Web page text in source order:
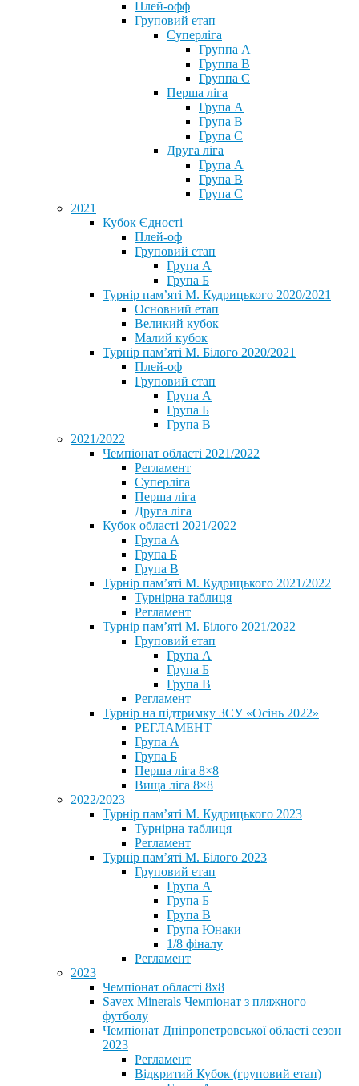
Плей-офф
Груповий етап
Суперліга
Группа A
Группа B
Группа C
Перша ліга
Група A
Група B
Група C
Друга ліга
Група A
Група B
Група C
2021
Кубок Єдності
Плей-оф
Груповий етап
Група А
Група Б
Турнір пам’яті М. Кудрицького 2020/2021
Основний етап
Великий кубок
Малий кубок
Турнір пам’яті М. Білого 2020/2021
Плей-оф
Груповий етап
Група А
Група Б
Група В
2021/2022
Чемпіонат області 2021/2022
Регламент
Суперліга
Перша ліга
Друга ліга
Кубок області 2021/2022
Група А
Група Б
Група В
Турнір пам’яті М. Кудрицького 2021/2022
Турнірна таблиця
Регламент
Турнір пам’яті М. Білого 2021/2022
Груповий етап
Група А
Група Б
Група В
Регламент
Турнір на підтримку ЗСУ «Осінь 2022»
РЕГЛАМЕНТ
Група А
Група Б
Перша ліга 8×8
Вища ліга 8×8
2022/2023
Турнір пам’яті М. Кудрицького 2023
Турнірна таблиця
Регламент
Турнір пам’яті М. Білого 2023
Груповий етап
Група А
Група Б
Група В
Група Юнаки
1/8 фіналу
Регламент
2023
Чемпіонат області 8х8
Savex Minerals Чемпіонат з пляжного
футболу
Чемпіонат Дніпропетровської області сезон
2023
Регламент
Відкритий Кубок (груповий етап)